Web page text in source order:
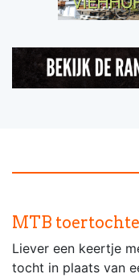
MTB
Liever een keertje
tocht in plaats van